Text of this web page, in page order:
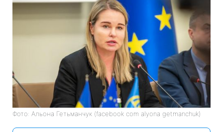
Фото: Альона Гетьманчук (facebook com alyona getmanchuk)